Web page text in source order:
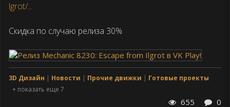
lgrot/...
Скидка по случаю релиза 30%
3D Дизайн Новости Прочие движки
Готовые проекты
+ показать еще 7
655 0